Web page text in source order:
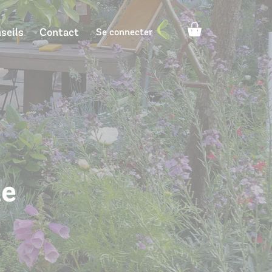
Architecte paysagiste
Contact Se connecter